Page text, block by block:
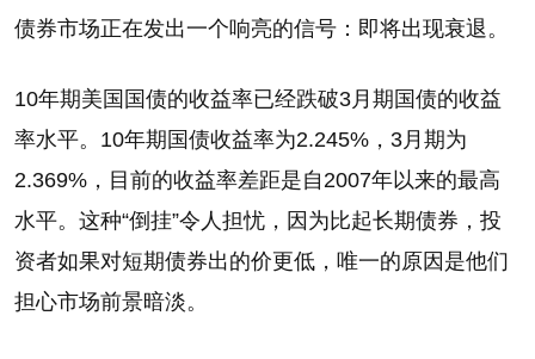
债券市场正在发出一个响亮的信号：即将出现衰退。
10年期美国国债的收益率已经跌破3月期国债的收益
率水平。10年期国债收益率为2.245%，3月期为
2.369%，目前的收益率差距是自2007年以来的最高
水平。这种“倒挂”令人担忧，因为比起长期债券，投
资者如果对短期债券出的价更低，唯一的原因是他们
担心市场前景暗淡。